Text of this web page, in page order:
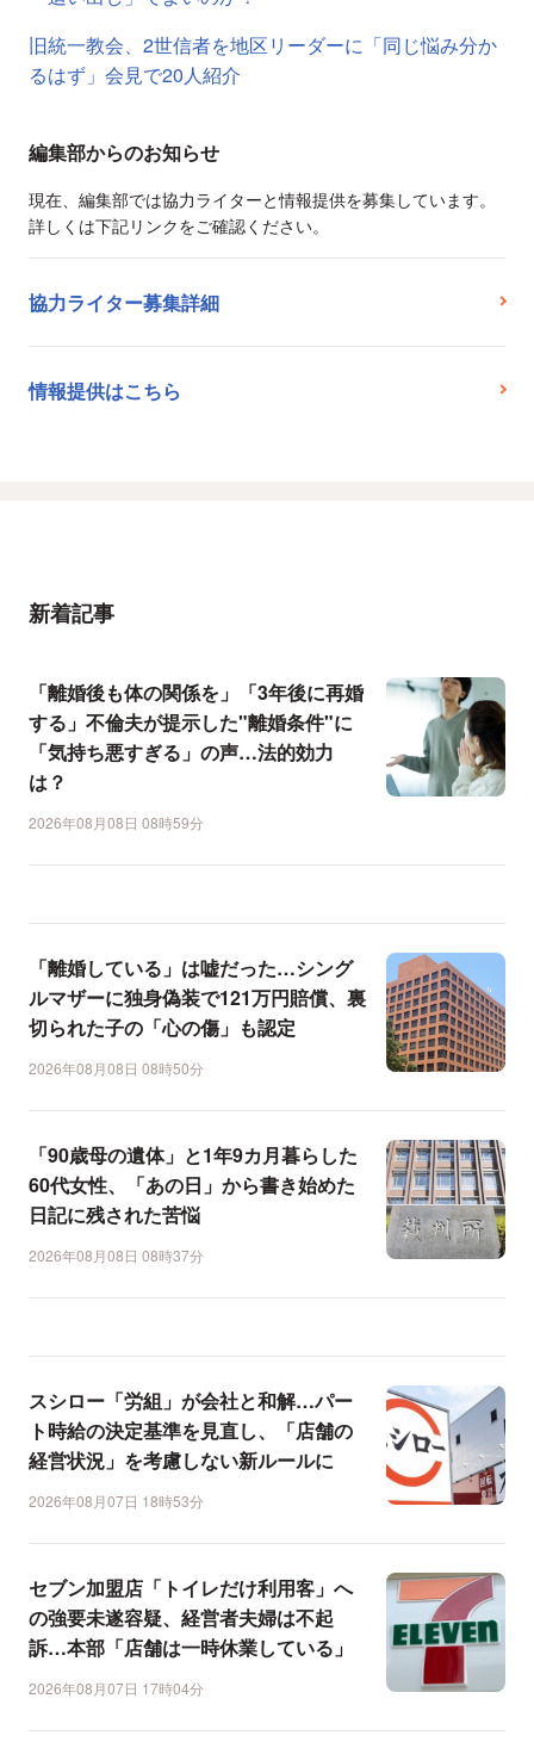
旧統一教会、2世信者を地区リーダーに「同じ悩み分か
るはず」会見で20人紹介
編集部からのお知らせ
現在、編集部では協力ライターと情報提供を募集しています。
詳しくは下記リンクをご確認ください。
協力ライター募集詳細
情報提供はこちら
新着記事
「離婚後も体の関係を」「3年後に再婚
する」不倫夫が提示した"離婚条件"に
「気持ち悪すぎる」の声…法的効力
は？
2026年08月08日 08時59分
「離婚している」は嘘だった…シング
ルマザーに独身偽装で121万円賠償、裏
切られた子の「心の傷」も認定
2026年08月08日 08時50分
「90歳母の遺体」と1年9カ月暮らした
60代女性、「あの日」から書き始めた
日記に残された苦悩
2026年08月08日 08時37分
スシロー「労組」が会社と和解…パー
ト時給の決定基準を見直し、「店舗の
経営状況」を考慮しない新ルールに
2026年08月07日 18時53分
セブン加盟店「トイレだけ利用客」へ
の強要未遂容疑、経営者夫婦は不起
訴…本部「店舗は一時休業している」
2026年08月07日 17時04分